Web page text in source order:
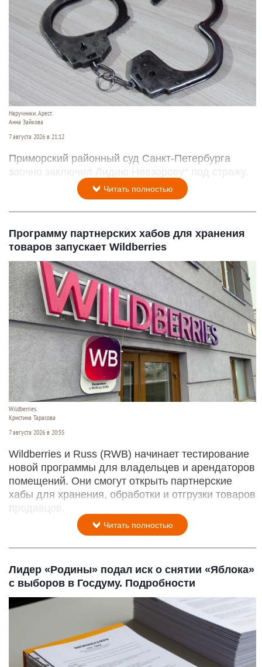
Наручники. Арест.
Анна Зайкова
7 августа 2026 в 21:12
Приморский районный суд Санкт-Петербурга
заочно заключил Лидию Невзорову* под стражу.
Читать полностью
Программу партнерских хабов для хранения
товаров запускает Wildberries
Wildberries.
Кристина Тарасова
7 августа 2026 в 20:55
Wildberries и Russ (RWB) начинает тестирование
новой программы для владельцев и арендаторов
помещений. Они смогут открыть партнерские
хабы для хранения, обработки и отгрузки товаров
продавцов.
Читать полностью
Лидер «Родины» подал иск о снятии «Яблока»
с выборов в Госдуму. Подробности